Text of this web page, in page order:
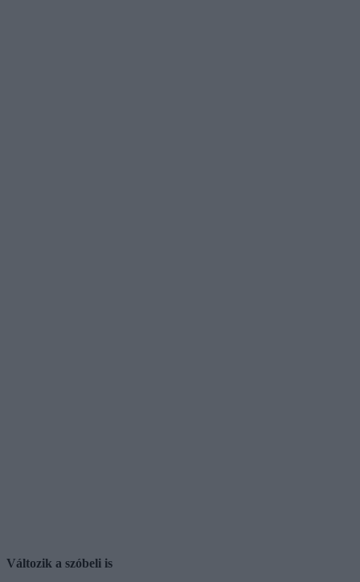
Változik a szóbeli is